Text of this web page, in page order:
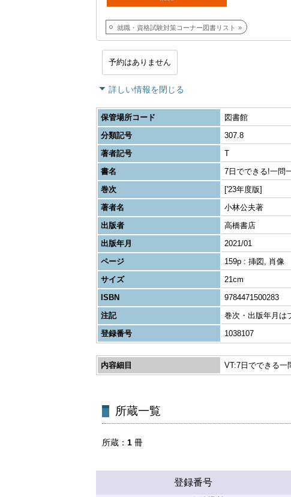
就職・資格試験対策コーナー図書リスト
予約はありません
詳しい情報を閉じる
保管場所コード
図書館
分類記号
307.8
著者記号
T
書名
7日でできる!一問
巻次
['23年度版]
著者名
小林公夫著
出版者
高橋書店
出版年月
2021/01
ページ
159p : 挿図, 肖像
サイズ
21cm
ISBN
9784471500283
注記
巻次・出版年月は
登録番号
1038107
内容細目 VT:7日でできる一
所蔵一覧
所蔵 1 冊
登録番号